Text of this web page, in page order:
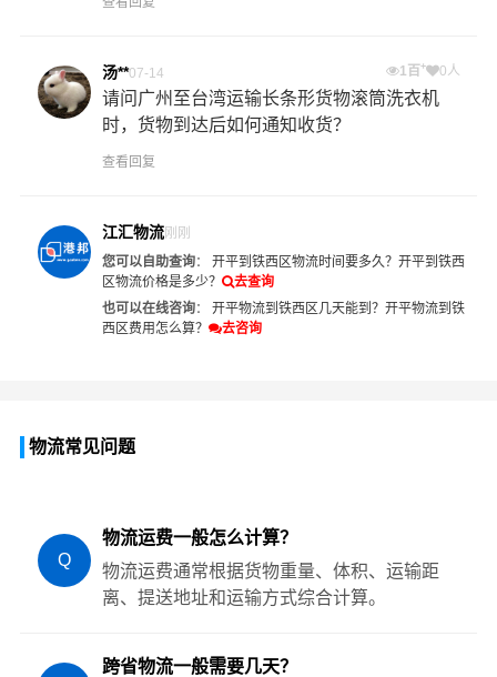
汤**07-14 1百+ 0人
请问广州至台湾运输长条形货物滚筒洗衣机
时，货物到达后如何通知收货？
查看回复
江汇物流刚刚
您可以自助查询： 开平到铁西区物流时间要多久？ 开平到铁西
区物流价格是多少？
去查询
也可以在线咨询： 开平物流到铁西区几天能到？ 开平物流到铁
西区费用怎么算？
去咨询
物流常见问题
Q
物流运费一般怎么计算？
物流运费通常根据货物重量、体积、运输距
离、提送地址和运输方式综合计算。
跨省物流一般需要几天？